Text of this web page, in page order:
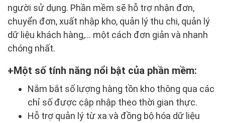
người sử dụng. Phần mềm sẽ hỗ trợ nhận đơn,
chuyển đơn, xuất nhập kho, quản lý thu chi, quản lý
dữ liệu khách hàng,... một cách đơn giản và nhanh
chóng nhất.
Một số tính năng nổi bật của phần mềm:
Nắm bắt số lượng hàng tồn kho thông qua các
chỉ số được cập nhập theo thời gian thực.
Hỗ trợ quản lý từ xa và đồng bộ hóa dữ liệu